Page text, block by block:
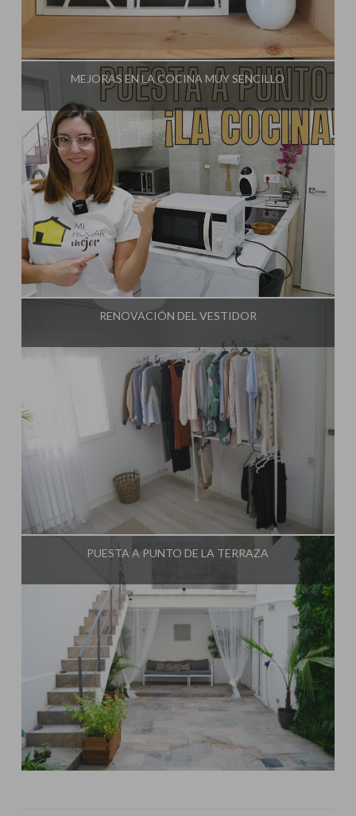
Decorar tu casa
MEJORAS EN LA COCINA MUY SENCILLO
Influencer:
RENOVACIÓN DEL VESTIDOR
Decorar tu casa
PUESTA A PUNTO DE LA TERRAZA
Influencer:Decorar tu casa